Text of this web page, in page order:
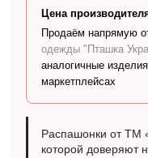
Цена
Продаём напрямую
одежды "Пташка
аналогичные
маркетплейсах
Распашонки от ТМ
которой доверяют